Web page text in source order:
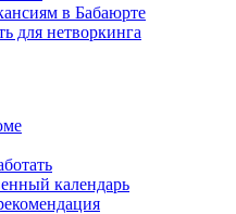
в Бабаюрте
для нетворкинга
календарь